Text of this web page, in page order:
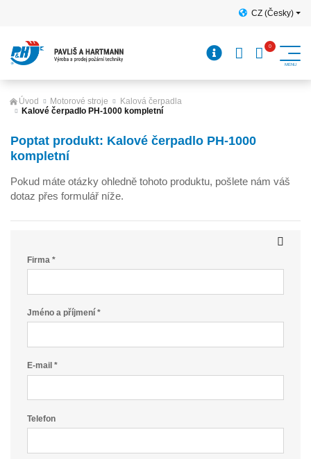
CZ (Česky)
Úvod Motorové stroje
Kalová čerpadla
Kalové čerpadlo PH-1000 kompletní
Poptat produkt: Kalové čerpadlo PH-1000
kompletní
Pokud máte otázky ohledně tohoto produktu, pošlete nám váš
dotaz přes formulář níže.
Firma *
Jméno a příjmení *
E-mail *
Telefon